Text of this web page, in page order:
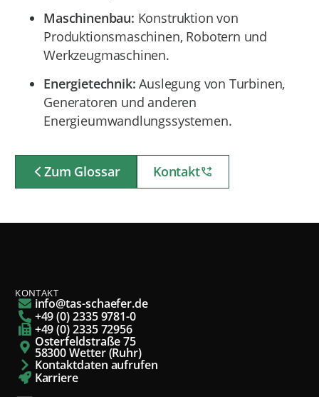
Maschinenbau: Konstruktion von
Produktionsmaschinen, Robotern und
Werkzeugmaschinen.
Energietechnik: Auslegung von Turbinen,
Generatoren und anderen
Energieumwandlungssystemen.
Zum Glossar Kontakt
KONTAKT
info@tas-schaefer.de
+49 (0) 2335 9781-0
+49 (0) 2335 72956
Osterfeldstraße 75
58300 Wetter (Ruhr)
Kontaktdaten aufrufen
Karriere